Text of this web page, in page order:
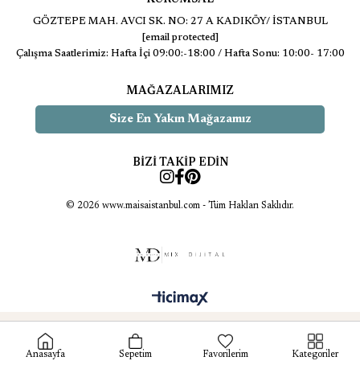
GÖZTEPE MAH. AVCI SK. NO: 27 A KADIKÖY/ İSTANBUL
[email protected]
Çalışma Saatlerimiz: Hafta İçi 09:00:-18:00 / Hafta Sonu: 10:00- 17:00
MAĞAZALARIMIZ
Size En Yakın Mağazamız
BİZİ TAKİP EDİN
© 2026 www.maisaistanbul.com - Tüm Hakları Saklıdır.
Anasayfa Sepetim Favorilerim Kategoriler